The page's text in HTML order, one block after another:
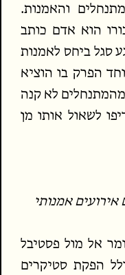
והאמנות.
הוא אדם כותב
סגל ביחס לאמנות
הפרק בו הוציא
מהמתנחלים לא קנה
לשאול אותו מן
אמנותי
אל מול פסטיבל
שנות ה-90, הכולל הפקת סטיקרים